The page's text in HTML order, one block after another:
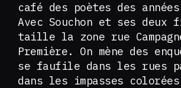
café des poètes des
Avec Souchon et ses
taille la zone rue
Première. On mène des
se faufile dans les rues
dans les impasses